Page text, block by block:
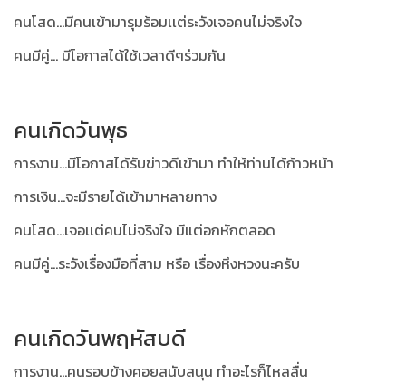
คนโสด...มีคนเข้ามารุมร้อมเเต่ระวังเจอคนไม่จริงใจ
คนมีคู่... มีโอกาสได้ใช้เวลาดีๆร่วมกัน
คนเกิดวันพุธ
การงาน...มีโอกาสได้รับข่าวดีเข้ามา ทำให้ท่านได้ก้าวหน้า
การเงิน...จะมีรายได้เข้ามาหลายทาง
คนโสด...เจอเเต่คนไม่จริงใจ มีแต่อกหักตลอด
คนมีคู่...ระวังเรื่องมือที่สาม หรือ เรื่องหึงหวงนะครับ
คนเกิดวันพฤหัสบดี
การงาน...คนรอบข้างคอยสนับสนุน ทำอะไรก็ไหลลื่น